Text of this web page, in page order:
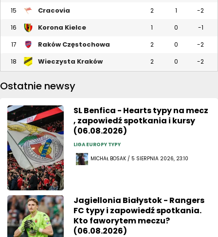
15 Cracovia 2 1 -2
16 Korona Kielce 1 0 -1
17 Raków Częstochowa 2 0 -2
18 Wieczysta Kraków 2 0 -2
Ostatnie newsy
SL Benfica - Hearts typy na mecz
, zapowiedź spotkania i kursy
(06.08.2026)
LIGA EUROPY TYPY
MICHAŁ BOSAK / 5 SIERPNIA 2026, 23:10
Jagiellonia Białystok - Rangers
FC typy i zapowiedź spotkania.
Kto faworytem meczu?
(06.08.2026)